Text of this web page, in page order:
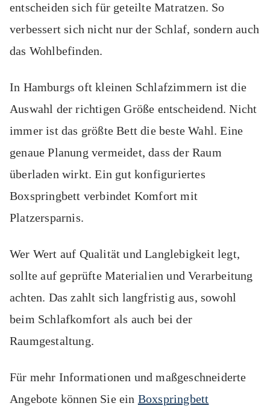
entscheiden sich für geteilte Matratzen. So
verbessert sich nicht nur der Schlaf, sondern auch
das Wohlbefinden.
In Hamburgs oft kleinen Schlafzimmern ist die
Auswahl der richtigen Größe entscheidend. Nicht
immer ist das größte Bett die beste Wahl. Eine
genaue Planung vermeidet, dass der Raum
überladen wirkt. Ein gut konfiguriertes
Boxspringbett verbindet Komfort mit
Platzersparnis.
Wer Wert auf Qualität und Langlebigkeit legt,
sollte auf geprüfte Materialien und Verarbeitung
achten. Das zahlt sich langfristig aus, sowohl
beim Schlafkomfort als auch bei der
Raumgestaltung.
Für mehr Informationen und maßgeschneiderte
Angebote können Sie ein Boxspringbett